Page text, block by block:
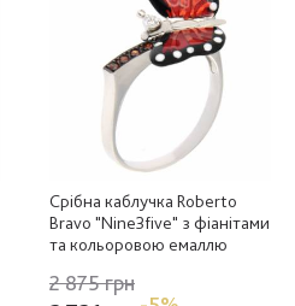
Срібна каблучка Roberto
Bravo "Nine3five" з фіанітами
та кольоровою емаллю
2 875 грн